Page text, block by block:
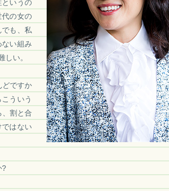
いうの
の女の
も、私
い組み
い。
どですか
ういう
、割と合
はない
?